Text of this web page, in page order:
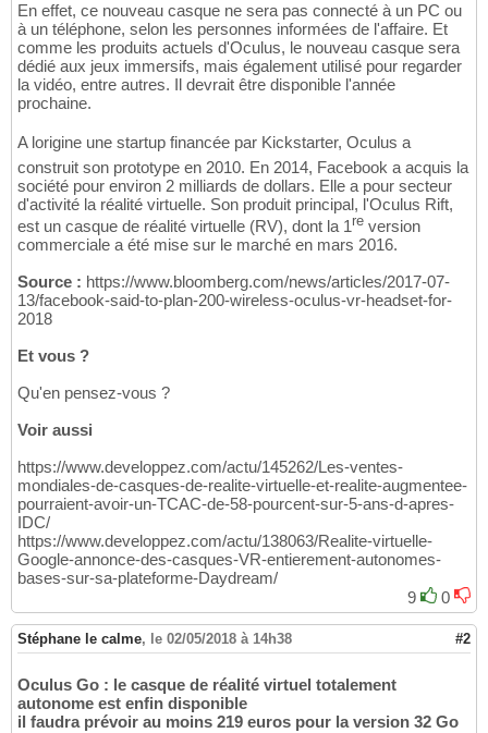
En effet, ce nouveau casque ne sera pas connecté à un PC ou
à un téléphone, selon les personnes informées de l'affaire. Et
comme les produits actuels d'Oculus, le nouveau casque sera
dédié aux jeux immersifs, mais également utilisé pour regarder
la vidéo, entre autres. Il devrait être disponible l'année
prochaine.
A lorigine une startup financée par Kickstarter, Oculus a
construit son prototype en 2010. En 2014, Facebook a acquis la
société pour environ 2 milliards de dollars. Elle a pour secteur
d'activité la réalité virtuelle. Son produit principal, l'Oculus Rift,
est un casque de réalité virtuelle (RV), dont la 1 re version
commerciale a été mise sur le marché en mars 2016.
Source : https://www.bloomberg.com/news/articles/2017-07-
13/facebook-said-to-plan-200-wireless-oculus-vr-headset-for-
2018
Et vous ?
Qu'en pensez-vous ?
Voir aussi
https://www.developpez.com/actu/145262/Les-ventes-
mondiales-de-casques-de-realite-virtuelle-et-realite-augmentee-
pourraient-avoir-un-TCAC-de-58-pourcent-sur-5-ans-d-apres-
IDC/
https://www.developpez.com/actu/138063/Realite-virtuelle-
Google-annonce-des-casques-VR-entierement-autonomes-
bases-sur-sa-plateforme-Daydream/
9
0
Stéphane le calme, le 02/05/2018 à 14h38 #2
Oculus Go : le casque de réalité virtuel totalement
autonome est enfin disponible
il faudra prévoir au moins 219 euros pour la version 32 Go